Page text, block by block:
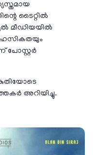
ടൈറ്റിൽ
മീഡിയയിൽ
പോസ്റ്റർ
അറിയിച്ചു.